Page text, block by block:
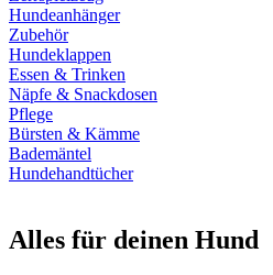
Hundeanhänger
Zubehör
Hundeklappen
Essen & Trinken
Näpfe & Snackdosen
Pflege
Bürsten & Kämme
Bademäntel
Hundehandtücher
Alles für deinen Hund